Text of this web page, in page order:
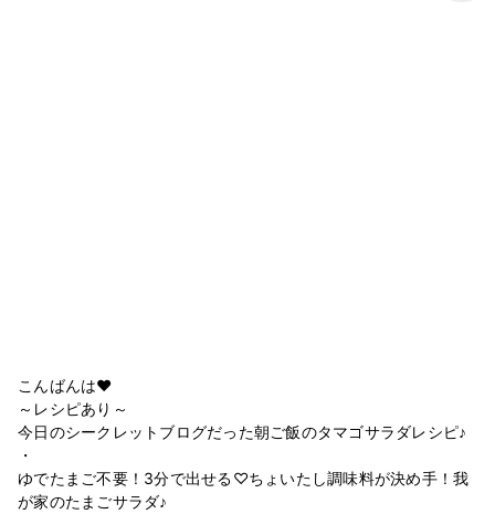
こんばんは❤
～レシピあり～
今日のシークレットブログだった朝ご飯のタマゴサラダレシピ♪
・
ゆでたまご不要！3分で出せる♡ちょいたし調味料が決め手！我
が家のたまごサラダ♪